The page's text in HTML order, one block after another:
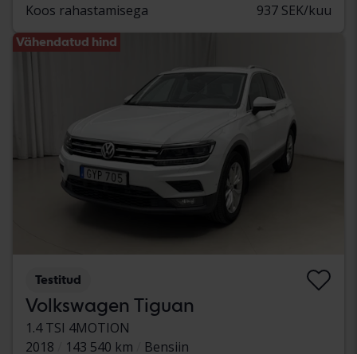
Koos rahastamisega 937 SEK/kuu
Vähendatud hind
Testitud
Volkswagen Tiguan
1.4 TSI 4MOTION
2018
143 540 km
Bensiin